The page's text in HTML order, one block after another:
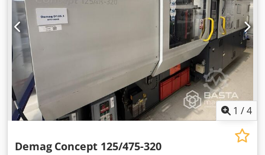
1 /4
Demag Concept 125/475-320